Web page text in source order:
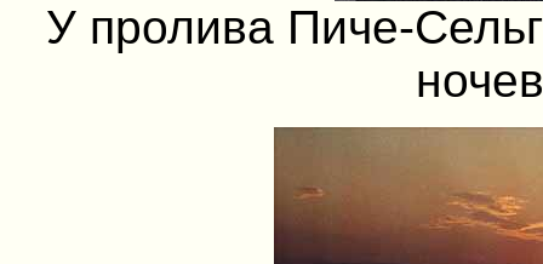
У пролива Пиче-